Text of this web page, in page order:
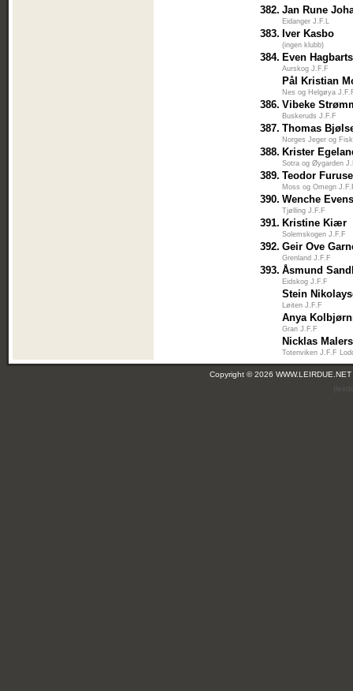
382. Jan Rune
Eidanger J.F.L
383. Iver Kasbo
(ingen klubb)
384. Even
Aurskog J.F.F
Pål Kristian
Nes og Helgøya
386. Vibeke
Buskeruds J.F.F
387. Thomas
Norges Jeger og
388. Krister
Sotra og Øygarden
389. Teodor
Moss og Omegn
390. Wenche
Tjølling J.F.F
391. Kristine Kiær
Solemskogen J.F.F
392. Geir Ove
Grenland J.F.F
393. Åsmund
Eidskog J.F.F
Stein
Løiten J.F.F
Anya
Gran J.F.F
Nicklas
Totenviken J.F.F
Copyright © 2026